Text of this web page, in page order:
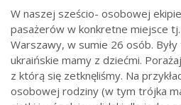
W naszej sześcio- osobowej
pasażerów w konkretne miejsce
Warszawy, w sumie 26 osób.
ukraińskie mamy z dziećmi.
z którą się zetknęliśmy. Na
osobowej rodziny (w tym trójka